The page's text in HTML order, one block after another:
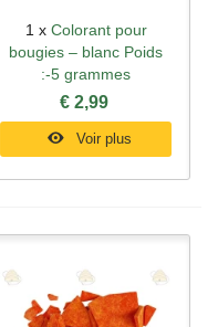
1 x Colorant pour
bougies – blanc Poids
:-5 grammes
€ 2,99
Voir plus